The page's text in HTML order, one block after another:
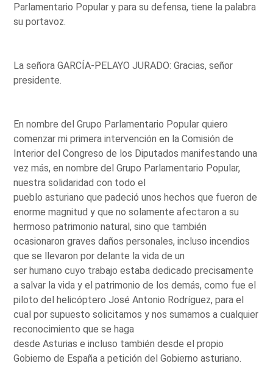
Parlamentario Popular y para su defensa, tiene la palabra
su portavoz.
La señora GARCÍA-PELAYO JURADO: Gracias, señor
presidente.
En nombre del Grupo Parlamentario Popular quiero
comenzar mi primera intervención en la Comisión de
Interior del Congreso de los Diputados manifestando una
vez más, en nombre del Grupo Parlamentario Popular,
nuestra solidaridad con todo el
pueblo asturiano que padeció unos hechos que fueron de
enorme magnitud y que no solamente afectaron a su
hermoso patrimonio natural, sino que también
ocasionaron graves daños personales, incluso incendios
que se llevaron por delante la vida de un
ser humano cuyo trabajo estaba dedicado precisamente
a salvar la vida y el patrimonio de los demás, como fue el
piloto del helicóptero José Antonio Rodríguez, para el
cual por supuesto solicitamos y nos sumamos a cualquier
reconocimiento que se haga
desde Asturias e incluso también desde el propio
Gobierno de España a petición del Gobierno asturiano.